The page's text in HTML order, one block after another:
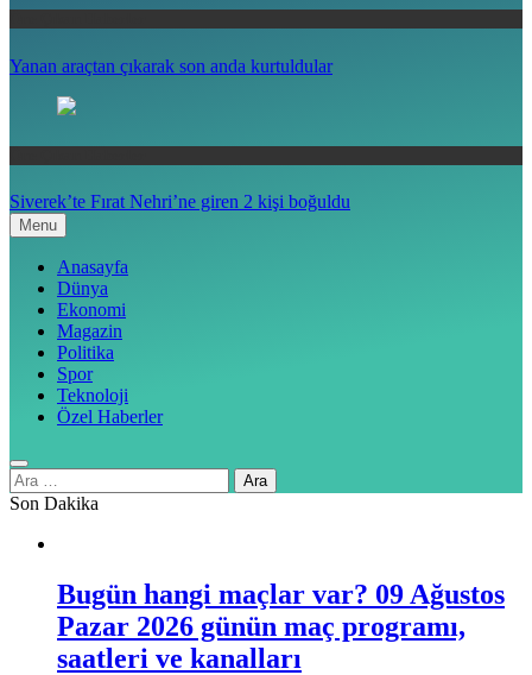
Yanan araçtan çıkarak son anda kurtuldular
Siverek’te Fırat Nehri’ne giren 2 kişi boğuldu
Menu
Anasayfa
Dünya
Ekonomi
Magazin
Politika
Spor
Teknoloji
Özel Haberler
Arama:
Son Dakika
Bugün hangi maçlar var? 09 Ağustos
Pazar 2026 günün maç programı,
saatleri ve kanalları